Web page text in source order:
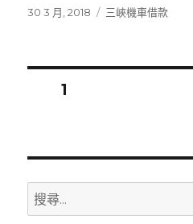
發
30 3 月, 2018
分
三峽機車借款
分
頁
頁次1
搜
尋